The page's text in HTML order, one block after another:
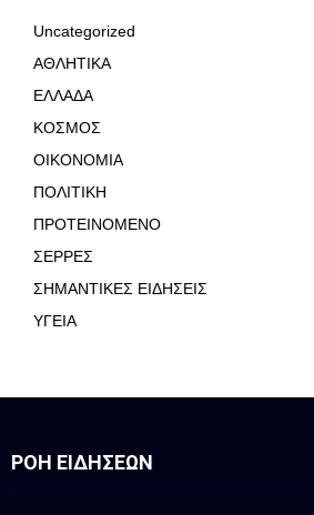
Uncategorized
ΑΘΛΗΤΙΚΑ
ΕΛΛΑΔΑ
ΚΟΣΜΟΣ
ΟΙΚΟΝΟΜΙΑ
ΠΟΛΙΤΙΚΗ
ΠΡΟΤΕΙΝΟΜΕΝΟ
ΣΕΡΡΕΣ
ΣΗΜΑΝΤΙΚΕΣ ΕΙΔΗΣΕΙΣ
ΥΓΕΙΑ
ΡΟΉ ΕΙΔΉΣΕΩΝ